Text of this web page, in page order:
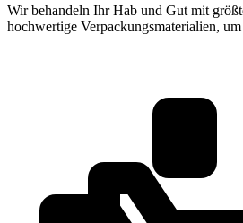
Wir behandeln Ihr Hab und Gut mit
hochwertige Verpackungsmaterialien,